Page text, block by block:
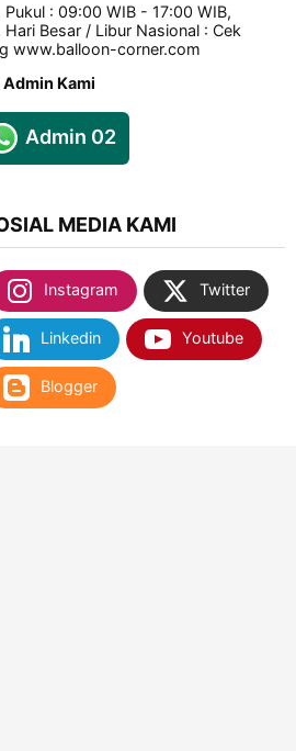
Pukul : 09:00 WIB - 17:00 WIB,
Besar / Libur Nasional : Cek
www.balloon-corner.com
Kami
Admin 02
MEDIA KAMI
Instagram Twitter
Linkedin Youtube
Blogger